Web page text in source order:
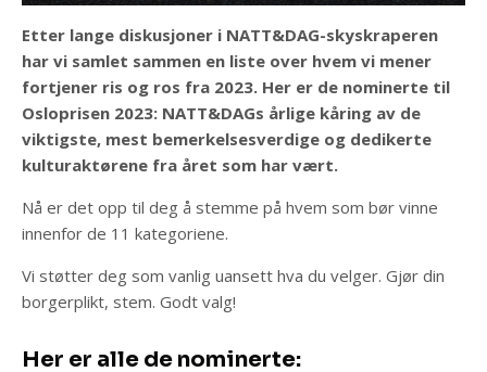
Etter lange diskusjoner i NATT&DAG-skyskraperen
har vi samlet sammen en liste over hvem vi mener
fortjener ris og ros fra 2023. Her er de nominerte til
Osloprisen 2023: NATT&DAGs årlige kåring av de
viktigste, mest bemerkelsesverdige og dedikerte
kulturaktørene fra året som har vært.
Nå er det opp til deg å stemme på hvem som bør vinne
innenfor de 11 kategoriene.
Vi støtter deg som vanlig uansett hva du velger. Gjør din
borgerplikt, stem. Godt valg!
Her er alle de nominerte: